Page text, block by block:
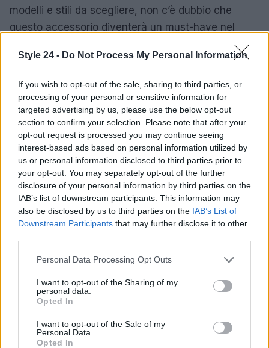
Style 24 - Do Not Process My Personal Information
If you wish to opt-out of the sale, sharing to third parties, or
processing of your personal or sensitive information for
targeted advertising by us, please use the below opt-out
section to confirm your selection. Please note that after your
opt-out request is processed you may continue seeing
interest-based ads based on personal information utilized by
us or personal information disclosed to third parties prior to
your opt-out. You may separately opt-out of the further
disclosure of your personal information by third parties on the
IAB’s list of downstream participants. This information may
also be disclosed by us to third parties on the IAB’s List of
Downstream Participants that may further disclose it to other
Please note that this website/app uses one or more Google
not limited to your visit or usage behaviour. You may click to
grant or deny consent to Google and its third-party tags to
use your data for below specified purposes in below Google
consent section.
Personal Data Processing Opt Outs
I want to opt-out of the Sharing of my
personal data.
Opted In
I want to opt-out of the Sale of my
Personal Data.
Opted In
modelli e stili da scegliere, non c’è dubbio che
questo accessorio diventerà un must-have nel
guardaroba. È il momento di sfoggiare il nuovo
pezzo iconico e farsi notare.
AUTORE
Staff